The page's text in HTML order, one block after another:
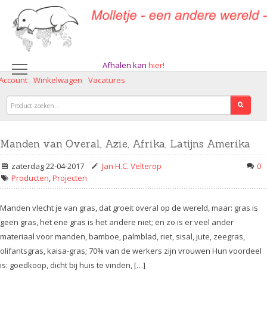
Afhalen kan hier!
Winkelwagen Vacatures
Manden van Overal, Azie, Afrika, Latijns Amerika
0
zaterdag 22-04-2017
Jan H.C. Velterop
Producten,Projecten
Manden vlecht je van gras, dat groeit overal op de wereld, maar: gras is
geen gras, het ene gras is het andere niet; en zo is er veel ander
materiaal voor manden, bamboe, palmblad, riet, sisal, jute, zeegras,
olifantsgras, kaisa-gras; 70% van de werkers zijn vrouwen Hun voordeel
is: goedkoop, dicht bij huis te vinden, […]